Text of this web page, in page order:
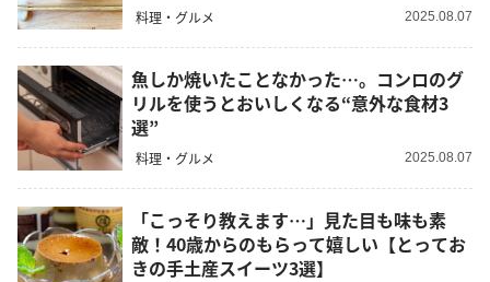
料理・グルメ 2025.08.07
魚しか焼いたことなかった…。コンロのグ
リルを使うとおいしくなる“意外な食材3
選”
料理・グルメ 2025.08.07
「こっそり教えます…」見た目も味も素
敵！40歳からのもらって嬉しい【とってお
きの手土産スイーツ3選】